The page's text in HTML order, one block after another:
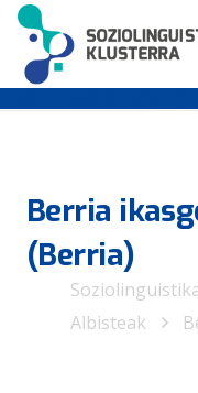
Berria
(Berria)
Albisteak